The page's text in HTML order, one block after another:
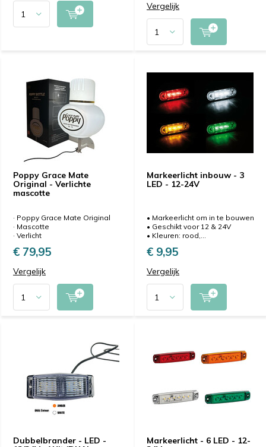
Vergelijk
Poppy Grace Mate
Original - Verlichte
mascotte
· Poppy Grace Mate Original
· Mascotte
· Verlicht
€ 79,95
Vergelijk
Markeerlicht inbouw - 3
LED - 12-24V
• Markeerlicht om in te bouwen
• Geschikt voor 12 & 24V
• Kleuren: rood,...
€ 9,95
Vergelijk
Dubbelbrander - LED -
Markeerlicht - 6 LED - 12-